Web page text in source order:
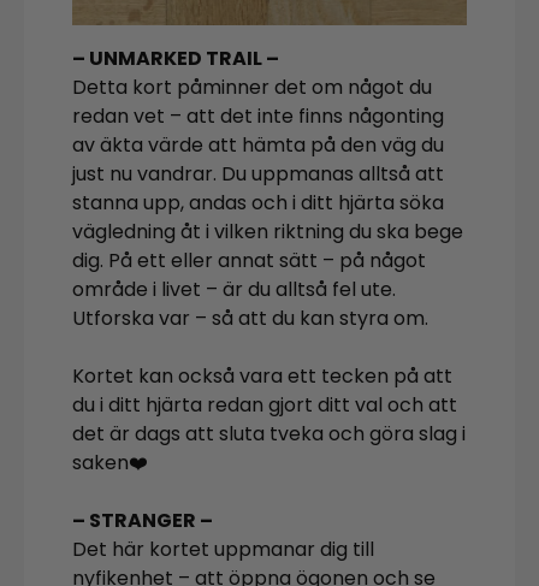
– UNMARKED TRAIL –
Detta kort påminner det om något du
redan vet – att det inte finns någonting
av äkta värde att hämta på den väg du
just nu vandrar. Du uppmanas alltså att
stanna upp, andas och i ditt hjärta söka
vägledning åt i vilken riktning du ska bege
dig. På ett eller annat sätt – på något
område i livet – är du alltså fel ute.
Utforska var – så att du kan styra om.
Kortet kan också vara ett tecken på att
du i ditt hjärta redan gjort ditt val och att
det är dags att sluta tveka och göra slag i
saken❤️
– STRANGER –
Det här kortet uppmanar dig till
nyfikenhet – att öppna ögonen och se